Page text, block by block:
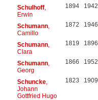
Schulhoff,
Erwin
1894 1942
Schumann,
Camillo
1872 1946
Schumann,
Clara
1819 1896
Schumann,
Georg
1866 1952
Schuncke,
Johann
Gottfried Hugo
1823 1909